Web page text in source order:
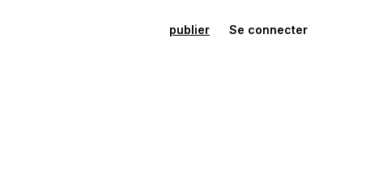
publier Se connecter